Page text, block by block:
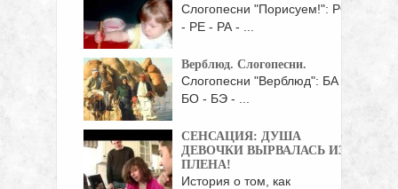
Слогопесни "Порисуем!": РО
- РЕ - РА - ...
Верблюд. Слогопесни.
Слогопесни "Верблюд": БА -
БО - БЭ - ...
СЕНСАЦИЯ: ДУША
ДЕВОЧКИ ВЫРВАЛАСЬ ИЗ
ПЛЕНА!
История о том, как